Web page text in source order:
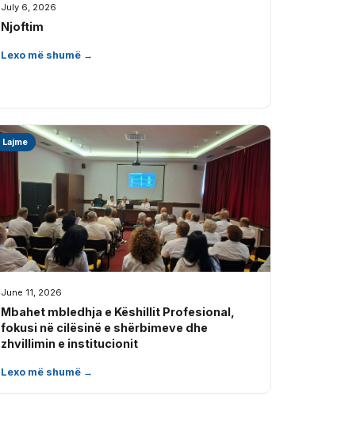
July 6, 2026
Njoftim
Lexo më shumë →
Lajme
June 11, 2026
Mbahet mbledhja e Këshillit Profesional,
fokusi në cilësinë e shërbimeve dhe
zhvillimin e institucionit
Lexo më shumë →